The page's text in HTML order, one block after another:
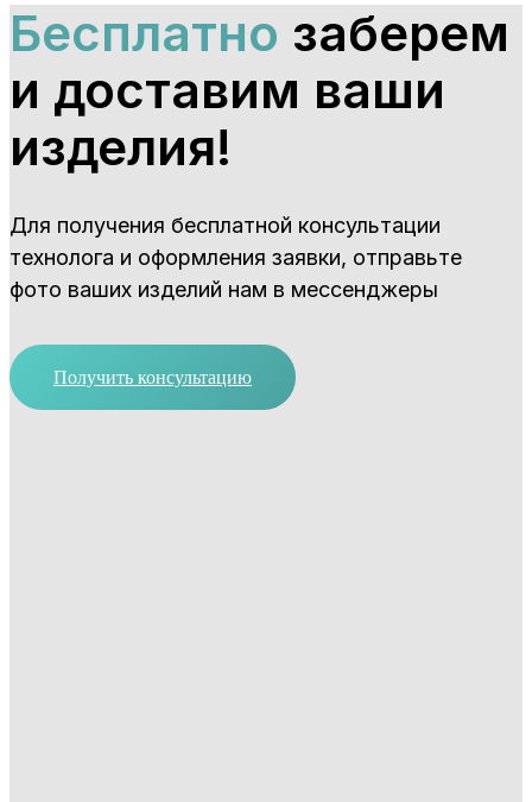
Бесплатно заберем
и доставим ваши
изделия!
Для получения бесплатной консультации
технолога и оформления заявки, отправьте
фото ваших изделий нам в мессенджеры
Получить консультацию